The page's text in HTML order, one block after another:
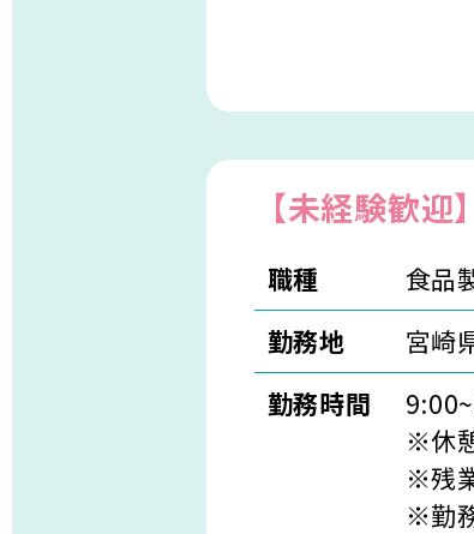
【未経験歓
職種
食品
勤務地
宮崎
勤務時間
※休
※残
※勤